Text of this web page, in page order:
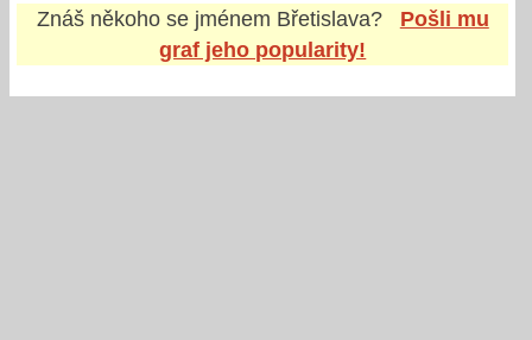
Znáš někoho se jménem Břetislava?
Pošli mu
graf jeho popularity!